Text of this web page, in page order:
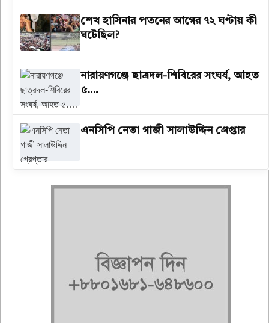
শেখ হাসিনার পতনের আগের ৭২ ঘণ্টায় কী
ঘটেছিল?
‎নারায়ণগঞ্জে ছাত্রদল-শিবিরের সংঘর্ষ, আহত
৫….
এনসিপি নেতা গাজী সালাউদ্দিন গ্রেপ্তার